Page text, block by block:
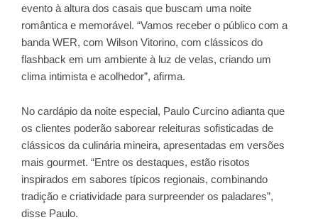
evento à altura dos casais que buscam uma noite
romântica e memorável. “Vamos receber o público com a
banda WER, com Wilson Vitorino, com clássicos do
flashback em um ambiente à luz de velas, criando um
clima intimista e acolhedor”, afirma.
No cardápio da noite especial, Paulo Curcino adianta que
os clientes poderão saborear releituras sofisticadas de
clássicos da culinária mineira, apresentadas em versões
mais gourmet. “Entre os destaques, estão risotos
inspirados em sabores típicos regionais, combinando
tradição e criatividade para surpreender os paladares”,
disse Paulo.